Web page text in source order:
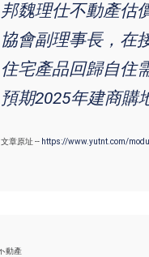
邦魏理仕不動產估
協會副理事長，在
住宅產品回歸自住
預期2025年建商購
文章原址 -- https://www.yutnt.com/